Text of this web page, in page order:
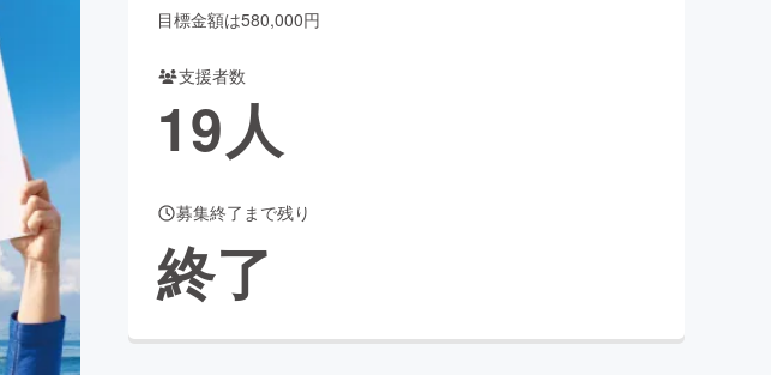
ビューティー・ヘルスケア
CAMPFIRE Creation
yaコミュニティ
目標金額は580,000円
支援者数
19人
募集終了まで残り
終了